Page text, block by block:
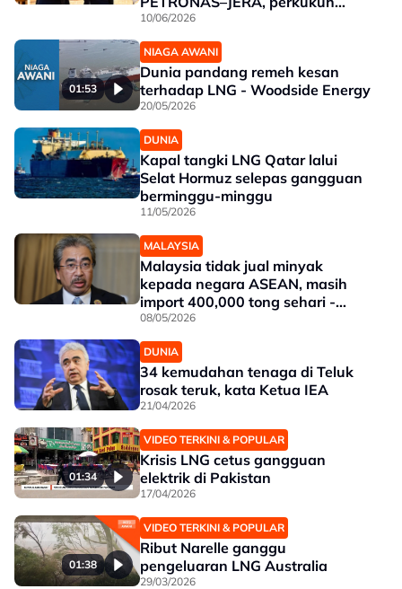
keselamatan tenaga
10/06/2026
01:53
NIAGA AWANI
Dunia pandang remeh kesan
terhadap LNG - Woodside Energy
20/05/2026
DUNIA
Kapal tangki LNG Qatar lalui
Selat Hormuz selepas gangguan
berminggu-minggu
11/05/2026
MALAYSIA
Malaysia tidak jual minyak
kepada negara ASEAN, masih
import 400,000 tong sehari -
Johari
08/05/2026
DUNIA
34 kemudahan tenaga di Teluk
rosak teruk, kata Ketua IEA
21/04/2026
01:34
VIDEO TERKINI & POPULAR
Krisis LNG cetus gangguan
elektrik di Pakistan
17/04/2026
01:38
VIDEO TERKINI & POPULAR
Ribut Narelle ganggu
pengeluaran LNG Australia
29/03/2026